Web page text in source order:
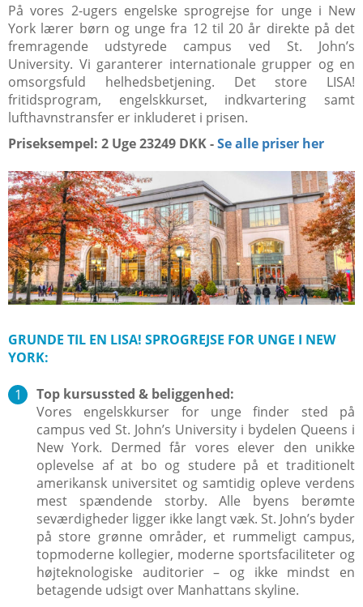
På vores 2-ugers engelske sprogrejse for unge i New
York lærer børn og unge fra 12 til 20 år direkte på det
fremragende udstyrede campus ved St. John’s
University. Vi garanterer internationale grupper og en
omsorgsfuld helhedsbetjening. Det store LISA!
fritidsprogram, engelskkurset, indkvartering samt
lufthavnstransfer er inkluderet i prisen.
Priseksempel: 2 Uge 23249 DKK -Se alle priser her
GRUNDE TIL EN LISA! SPROGREJSE FOR UNGE I NEW
YORK:
Top kursussted & beliggenhed:
Vores engelskkurser for unge finder sted på
campus ved St. John’s University i bydelen Queens i
New York. Dermed får vores elever den unikke
oplevelse af at bo og studere på et traditionelt
amerikansk universitet og samtidig opleve verdens
mest spændende storby. Alle byens berømte
seværdigheder ligger ikke langt væk. St. John’s byder
på store grønne områder, et rummeligt campus,
topmoderne kollegier, moderne sportsfaciliteter og
højteknologiske auditorier – og ikke mindst en
betagende udsigt over Manhattans skyline.